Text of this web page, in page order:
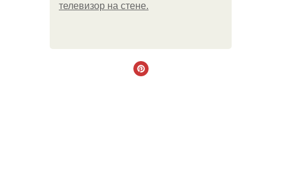
телевизор на стене.